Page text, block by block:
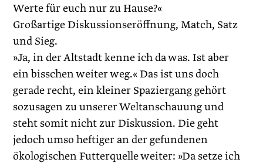
Werte für euch nur zu Hause?«
Großartige Diskussionseröffnung, Match, Satz
und Sieg.
»Ja, in der Altstadt kenne ich da was. Ist aber
ein bisschen weiter weg.« Das ist uns doch
gerade recht, ein kleiner Spaziergang gehört
sozusagen zu unserer Weltanschauung und
steht somit nicht zur Diskussion. Die geht
jedoch umso heftiger an der gefundenen
ökologischen Futterquelle weiter: »Da setze ich